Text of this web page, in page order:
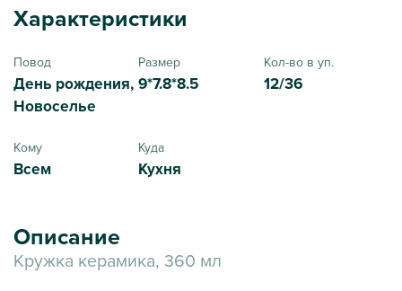
Характеристики
Повод
День рождения,
Новоселье
Размер
9*7.8*8.5
Кол-во в уп.
12/36
Кому
Всем
Куда
Кухня
Описание
Кружка керамика, 360 мл